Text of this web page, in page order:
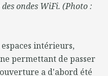
ondes WiFi. (Photo :
intérieurs,
permettant de passer
a d'abord été